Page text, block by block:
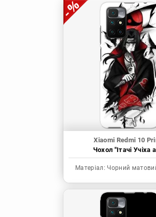
Xiaomi Redmi 10
Чохол "Ітачі Учіха
Матеріал: Чорний